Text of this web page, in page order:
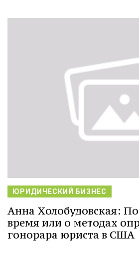
ЮРИДИЧЕСКИЙ БИЗНЕС
Анна Холобудовская:
время или о методах
гонорара юриста в США